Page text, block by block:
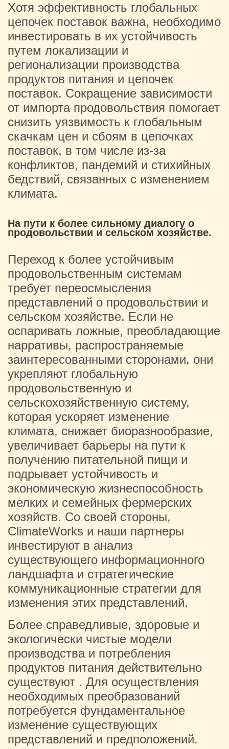
Хотя эффективность глобальных
цепочек поставок важна, необходимо
инвестировать в их устойчивость
путем локализации и
регионализации производства
продуктов питания и цепочек
поставок. Сокращение зависимости
от импорта продовольствия помогает
снизить уязвимость к глобальным
скачкам цен и сбоям в цепочках
поставок, в том числе из-за
конфликтов, пандемий и стихийных
бедствий, связанных с изменением
климата.
На пути к более сильному диалогу о
продовольствии и сельском хозяйстве.
Переход к более устойчивым
продовольственным системам
требует переосмысления
представлений о продовольствии и
сельском хозяйстве. Если не
оспаривать ложные, преобладающие
нарративы, распространяемые
заинтересованными сторонами, они
укрепляют глобальную
продовольственную и
сельскохозяйственную систему,
которая ускоряет изменение
климата, снижает биоразнообразие,
увеличивает барьеры на пути к
получению питательной пищи и
подрывает устойчивость и
экономическую жизнеспособность
мелких и семейных фермерских
хозяйств. Со своей стороны,
ClimateWorks и наши партнеры
инвестируют в анализ
существующего информационного
ландшафта и стратегические
коммуникационные стратегии для
изменения этих представлений.
Более справедливые, здоровые и
экологически чистые модели
производства и потребления
продуктов питания действительно
существуют . Для осуществления
необходимых преобразований
потребуется фундаментальное
изменение существующих
представлений и предположений.